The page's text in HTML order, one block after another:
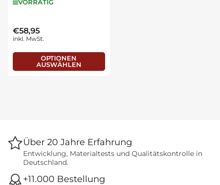
VORRÄTIG
Normaler
Preis
€58,95
inkl. MwSt.
OPTIONEN
AUSWÄHLEN
Über 20 Jahre Erfahrung
Entwicklung, Materialtests und Qualitätskontrolle in
Deutschland.
+11.000 Bestellung